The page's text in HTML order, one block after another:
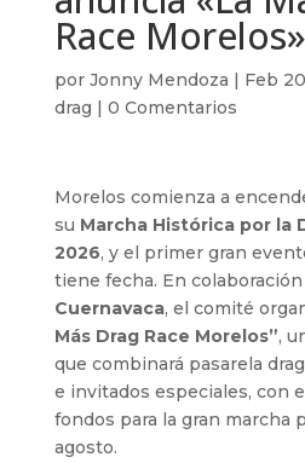
Race Morelos»
por Jonny Mendoza | Feb
drag | 0 Comentarios
Morelos comienza a
su Marcha Histórica por la
2026, y el primer gran
tiene fecha. En
Cuernavaca, el comité
Más Drag Race Morelos”,
que combinará pasarela
e invitados especiales, con
fondos para la gran marcha
agosto.